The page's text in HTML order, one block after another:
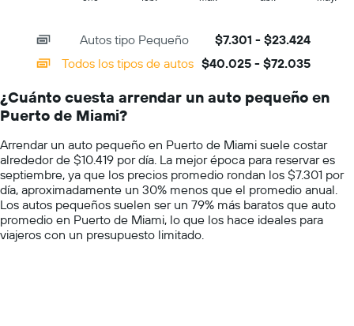
renta
por
displaying
categories.
Range:
categories.
The
has
1
Y
axis
displaying
values.
Range:
Autos tipo Pequeño
$7.301 - $23.424
Todos los tipos de autos $40.025 - $72.035
¿Cuánto cuesta arrendar un auto pequeño en
Puerto de Miami?
Arrendar un auto pequeño en Puerto de Miami suele costar
alrededor de $10.419 por día. La mejor época para reservar es
septiembre, ya que los precios promedio rondan los $7.301 por
día, aproximadamente un 30% menos que el promedio anual.
Los autos pequeños suelen ser un 79% más baratos que auto
promedio en Puerto de Miami, lo que los hace ideales para
viajeros con un presupuesto limitado.